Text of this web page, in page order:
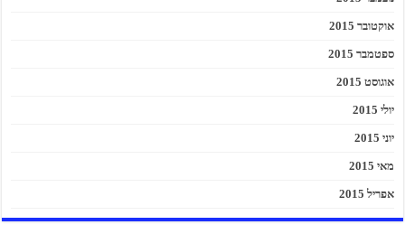
אוקטובר 2015
ספטמבר 2015
אוגוסט 2015
יולי 2015
יוני 2015
מאי 2015
אפריל 2015